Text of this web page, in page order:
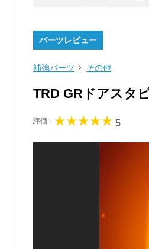
パーツレビュー
補強パーツ その他
TRD GRドアスタ
評価： 5